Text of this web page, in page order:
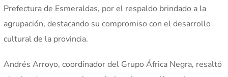
Prefectura de Esmeraldas, por el respaldo brindado a la
agrupación, destacando su compromiso con el desarrollo
cultural de la provincia.
Andrés Arroyo, coordinador del Grupo África Negra, resaltó